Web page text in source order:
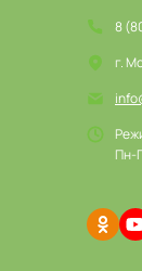
8
г.
Пн-